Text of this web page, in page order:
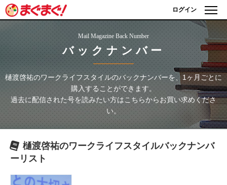
ログイン
Mail Magazine Back Number
バックナンバー
樋渡啓祐のワークライフスタイルのバックナンバーを、1ヶ月ごとに
購入することができます。
過去に配信された号を読みたい方はこちらからお買い求めくださ
い。
樋渡啓祐のワークライフスタイルバックナンバ
ーリスト